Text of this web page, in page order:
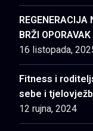
BRŽI OPORAVAK
16 listopada,
Fitness i
sebe i
12 rujna, 2024